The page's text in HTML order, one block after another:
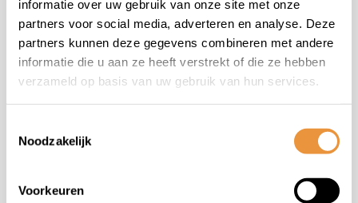
informatie over uw gebruik van onze site met onze
partners voor social media, adverteren en analyse. Deze
partners kunnen deze gegevens combineren met andere
informatie die u aan ze heeft verstrekt of die ze hebben
verzameld op basis van uw gebruik van hun services.
Noodzakelijk
Voorkeuren
Veelgestelde vragen
+31 78 780 2330
info@artsloten.nl